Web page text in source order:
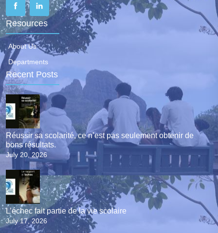
Resources
About Us
Departments
Recent Posts
Réussir sa scolarité, ce n’est pas seulement obtenir de
bons résultats.
July 20, 2026
L’échec fait partie de la vie scolaire
July 17, 2026